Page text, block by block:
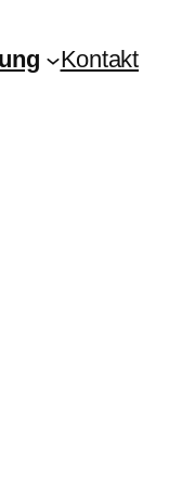
Kontakt